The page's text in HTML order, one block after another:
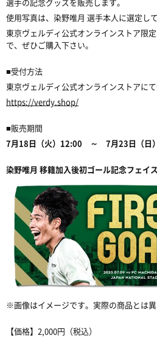
使用写真は、染野唯月 選手本人に選定し
東京ヴェルディ公式オンラインストア限
で、ぜひご購入下さい。
■受付方法
東京ヴェルディ公式オンラインストアに
https://verdy.shop/
■販売期間
7月18日（火） 12:00 ～ 7月23日（日）
染野唯月 移籍加入後初ゴール記念フェイ
※画像はイメージです。実際の商品とは異
【価格】 2,000円（税込）